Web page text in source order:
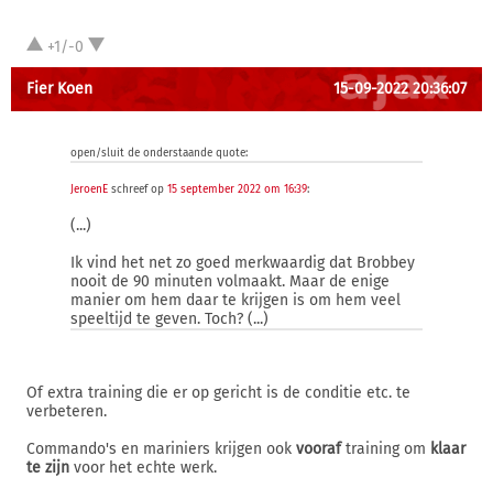
+1/-0
Fier Koen 15-09-2022 20:36:07
open/sluit de onderstaande quote:
JeroenE schreef op 15 september 2022 om 16:39:
(...)
Ik vind het net zo goed merkwaardig dat Brobbey
nooit de 90 minuten volmaakt. Maar de enige
manier om hem daar te krijgen is om hem veel
speeltijd te geven. Toch? (...)
Of extra training die er op gericht is de conditie etc. te
verbeteren.
Commando's en mariniers krijgen ook vooraftraining om klaar
te zijn voor het echte werk.